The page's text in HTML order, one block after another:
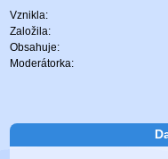
Vznikla:
Založila:
Obsahuje:
Moderátorka: